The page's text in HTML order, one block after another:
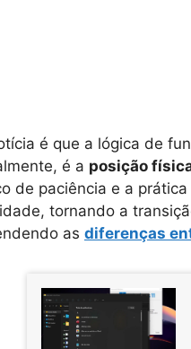
é que a lógica de
é a posição
de paciência e a
tornando a
as diferenças